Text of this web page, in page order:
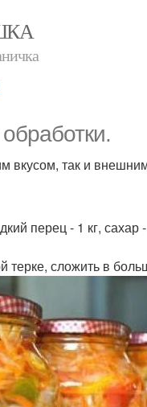
вкусом, так и
перец - 1 кг,
терке, сложить в